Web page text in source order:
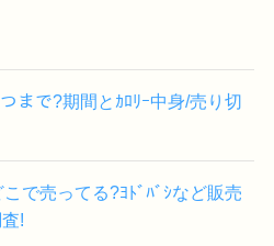
まで?期間とｶﾛﾘｰ中身/売り切
こで売ってる?ﾖﾄﾞﾊﾞｼなど販売
!